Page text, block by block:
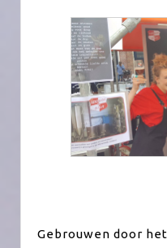
Gebrouwen door